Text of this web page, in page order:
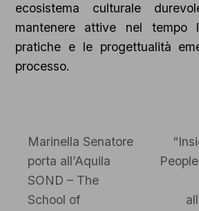
ecosistema culturale
mantenere attive nel tempo
pratiche e le progettualità
processo.
Marinella Senatore
porta all’Aquila
SOND – The
School of